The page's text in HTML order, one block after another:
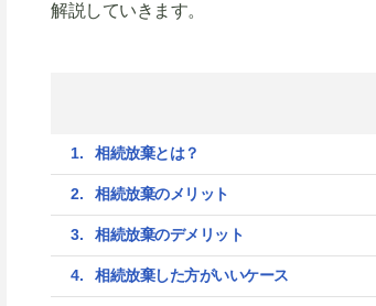
解説していきます。
相続放棄とは？
相続放棄のメリット
相続放棄のデメリット
相続放棄した方がいいケース